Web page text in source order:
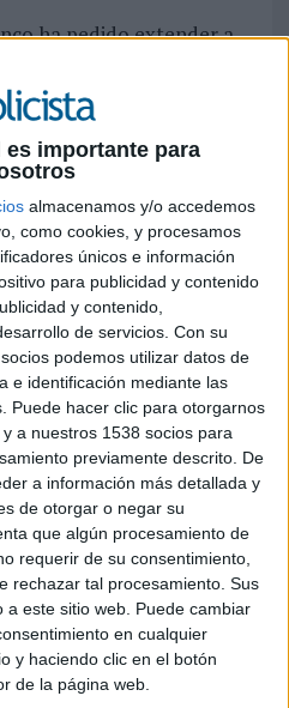
importante para
almacenamos y/o accedemos
como cookies, y procesamos
únicos e información
para publicidad y contenido
y contenido,
de servicios. Con su
podemos utilizar datos de
e identificación mediante las
Puede hacer clic para otorgarnos
a nuestros 1538 socios para
previamente descrito. De
a información más detallada y
de otorgar o negar su
que algún procesamiento de
requerir de su consentimiento,
rechazar tal procesamiento. Sus
a este sitio web. Puede cambiar
en cualquier
y haciendo clic en el botón
de la página web.
ha pedido extender a
el nuevo modelo de
el Gobierno para
completamente la
pública.
de la cadena
(controlada en su
propiedad del
Berlusconi) ha pedido
autonómicas el nuevo
planteado por el
Española, que
la publicidad en
un nuevo modelo
por el resto de cadenas
en abierto, operadores
Echevarría esta medida
para el conjunto del
que se trata de la
el que hasta ahora la
convertido en una
en "condiciones
competencia. El nuevo